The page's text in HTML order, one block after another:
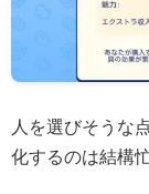
人を選びそうな
化するのは結構